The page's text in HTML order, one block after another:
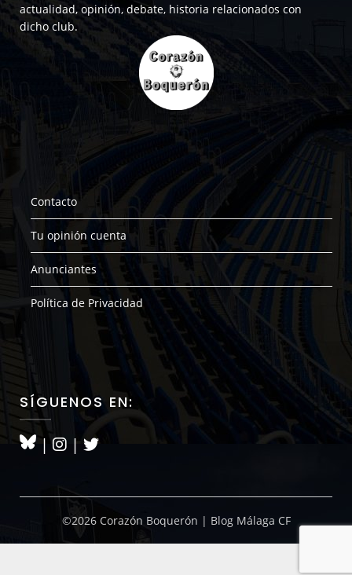
actualidad, opinión, debate, historia relacionados con
dicho club.
Contacto
Tu opinión cuenta
Anunciantes
Política de Privacidad
SÍGUENOS EN:
| |
©2026 Corazón Boquerón | Blog Málaga CF